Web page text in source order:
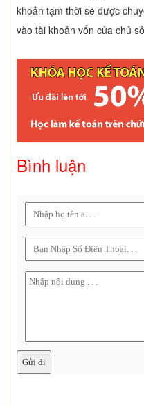
khoản tạm thời sẽ được
vào tài khoản vốn của chủ
Bình luận